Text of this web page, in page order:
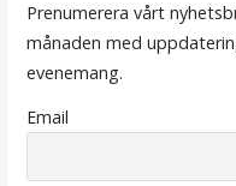
Prenumerera vårt
månaden med
evenemang.
Email